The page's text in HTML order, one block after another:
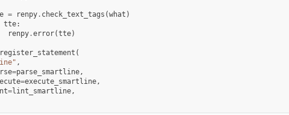
= renpy. check_text_tags (what )
tte:
renpy.error(tte)
register_statement (
,
=parse_smartline,
=execute_smartline,
=lint_smartline,